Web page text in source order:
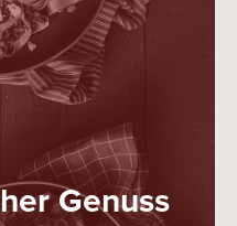
Genuss